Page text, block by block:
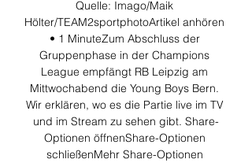
Quelle: Imago/Maik
Hölter/TEAM2sportphotoArtikel anhören
• 1 MinuteZum Abschluss der
Gruppenphase in der Champions
League empfängt RB Leipzig am
Mittwochabend die Young Boys Bern.
Wir erklären, wo es die Partie live im TV
und im Stream zu sehen gibt. Share-
Optionen öffnenShare-Optionen
schließenMehr Share-Optionen